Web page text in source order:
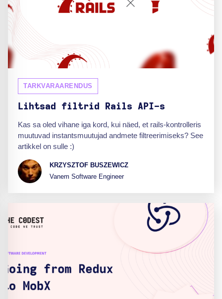
TARKVARAARENDUS
Lihtsad filtrid Rails API-s
Kas sa oled vihane iga kord, kui näed, et rails-kontrolleris
muutuvad instantsmuutujad andmete filtreerimiseks? See
artikkel on sulle :)
KRZYSZTOF BUSZEWICZ
Vanem Software Engineer